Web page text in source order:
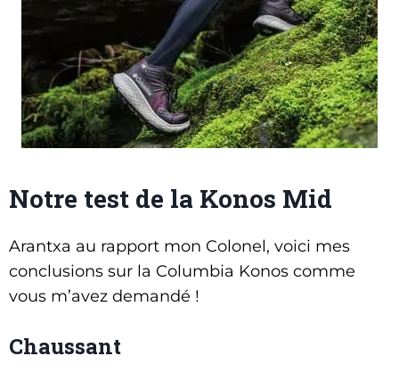
Notre test de la Konos Mid
Arantxa au rapport mon Colonel, voici mes
conclusions sur la Columbia Konos comme
vous m’avez demandé !
Chaussant